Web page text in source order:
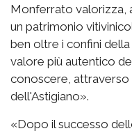
Monferrato valorizza,
un patrimonio
ben oltre i confini
valore più autentico
conoscere, attraverso
dell'Astigiano».
«Dopo il successo